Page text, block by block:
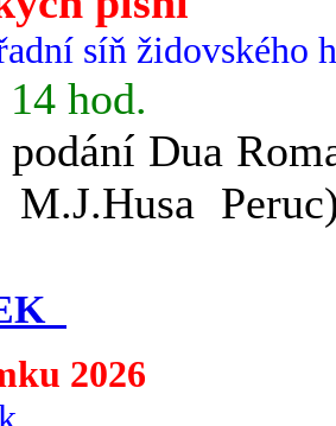
síň židovského
hod.
Dua
2026